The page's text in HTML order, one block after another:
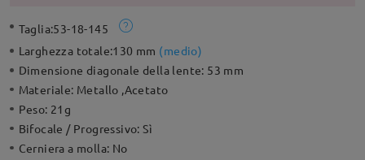
Taglia:53-18-145
Larghezza totale:130 mm (medio)
Dimensione diagonale della lente: 53 mm
Materiale: Metallo ,Acetato
Peso: 21g
Bifocale / Progressivo:Sì
Cerniera a molla: No